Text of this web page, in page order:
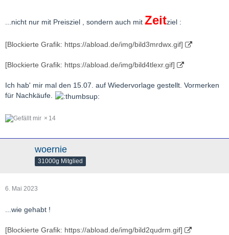
...nicht nur mit Preisziel , sondern auch mit Zeitziel :
[Blockierte Grafik: https://abload.de/img/bild3mrdwx.gif]
[Blockierte Grafik: https://abload.de/img/bild4tlexr.gif]
Ich hab' mir mal den 15.07. auf Wiedervorlage gestellt. Vormerken
für Nachkäufe.
14
woernie
31000g Mitglied
6. Mai 2023
...wie gehabt !
[Blockierte Grafik: https://abload.de/img/bild2qudrm.gif]